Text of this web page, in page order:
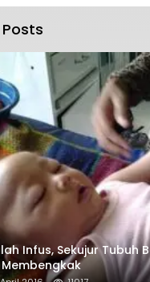
Infus, Sekujur Tubuh
Membengkak